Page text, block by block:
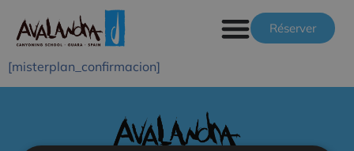
Réserver
[misterplan_confirmacion]